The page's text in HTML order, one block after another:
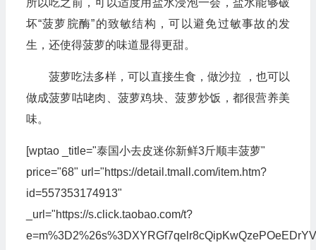
所以吃之前，可以适度用盐水浸泡一会，盐水能够破
坏“菠萝脘酶”的致敏结构，可以避免过敏事故的发
生，还使得菠萝的味道显得更甜。
菠萝吃法多样，可以直接生食，做沙拉 ，也可以
做成菠萝咕咾肉、菠萝鸡块、菠萝炒饭，都很营养美
味。
[wptao _title="泰国小去皮迷你新鲜3斤顺丰菠萝"
price="68" url="https://detail.tmall.com/item.htm?
id=557353174913"
_url="https://s.click.taobao.com/t?